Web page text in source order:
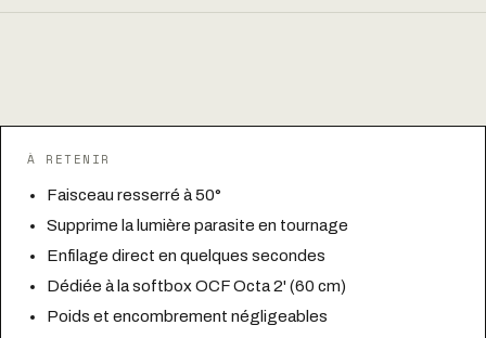
À RETENIR
Faisceau resserré à 50°
Supprime la lumière parasite en tournage
Enfilage direct en quelques secondes
Dédiée à la softbox OCF Octa 2' (60 cm)
Poids et encombrement négligeables